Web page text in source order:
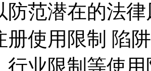
防范潜在的法
册使用限制 ‌陷
行业限制等使